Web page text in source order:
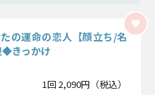
の運命の恋人【顔立ち/名
◆きっかけ
1回 2,090円（税込）